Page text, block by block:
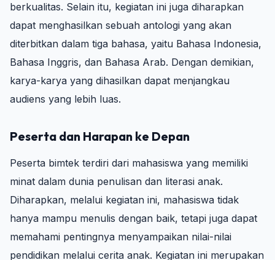
berkualitas. Selain itu, kegiatan ini juga diharapkan
dapat menghasilkan sebuah antologi yang akan
diterbitkan dalam tiga bahasa, yaitu Bahasa Indonesia,
Bahasa Inggris, dan Bahasa Arab. Dengan demikian,
karya-karya yang dihasilkan dapat menjangkau
audiens yang lebih luas.
Peserta dan Harapan ke Depan
Peserta bimtek terdiri dari mahasiswa yang memiliki
minat dalam dunia penulisan dan literasi anak.
Diharapkan, melalui kegiatan ini, mahasiswa tidak
hanya mampu menulis dengan baik, tetapi juga dapat
memahami pentingnya menyampaikan nilai-nilai
pendidikan melalui cerita anak. Kegiatan ini merupakan